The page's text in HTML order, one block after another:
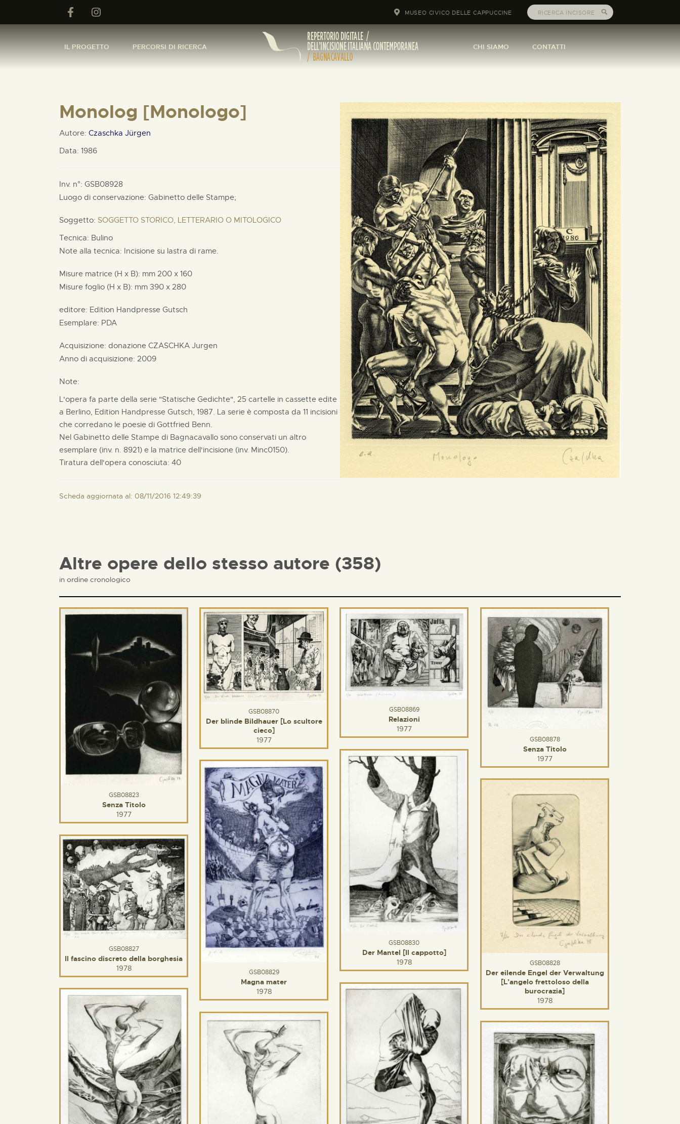
MUSEO CIVICO DELLE CAPPUCCINE
IL PROGETTO PERCORSI DI RICERCA CHI SIAMO CONTATTI
Monolog [Monologo]
Autore: Czaschka Jürgen
Data: 1986
Inv. n°: GSB08928
Luogo di conservazione: Gabinetto delle Stampe;
Soggetto: SOGGETTO STORICO, LETTERARIO O MITOLOGICO
Tecnica: Bulino
Note alla tecnica: Incisione su lastra di rame.
Misure matrice (H x B): mm 200 x 160
Misure foglio (H x B): mm 390 x 280
editore: Edition Handpresse Gutsch
Esemplare: PDA
Acquisizione: donazione CZASCHKA Jurgen
Anno di acquisizione: 2009
Note:
L'opera fa parte della serie "Statische Gedichte", 25 cartelle in cassette edite
a Berlino, Edition Handpresse Gutsch, 1987. La serie è composta da 11 incisioni
che corredano le poesie di Gottfried Benn.
Nel Gabinetto delle Stampe di Bagnacavallo sono conservati un altro
esemplare (inv. n. 8921) e la matrice dell'incisione (inv. Minc0150).
Tiratura dell'opera conosciuta: 40
Scheda aggiornata al: 08/11/2016 12:49:39
Altre opere dello stesso autore (358)
in ordine cronologico
GSB08823
Senza Titolo
1977
GSB08870
Der blinde Bildhauer [Lo scultore
cieco]
1977
GSB08869
Relazioni
1977
GSB08878
Senza Titolo
1977
GSB08830
Der Mantel [Il cappotto]
1978
GSB08829
Magna mater
1978
GSB08828
Der eilende Engel der Verwaltung
[L’angelo frettoloso della
burocrazia]
1978
GSB08827
Il fascino discreto della borghesia
1978